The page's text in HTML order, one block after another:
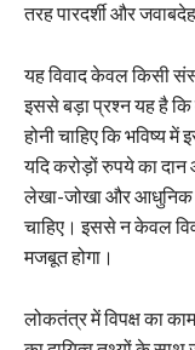
तरह पारदर्शी और
यह विवाद केवल किसी
इससे बड़ा प्रश्न यह है कि
होनी चाहिए कि भविष्य
यदि करोड़ों रुपये का
लेखा-जोखा और आधुनिक
चाहिए। इससे न केवल
मजबूत होगा।
लोकतंत्र में विपक्ष का